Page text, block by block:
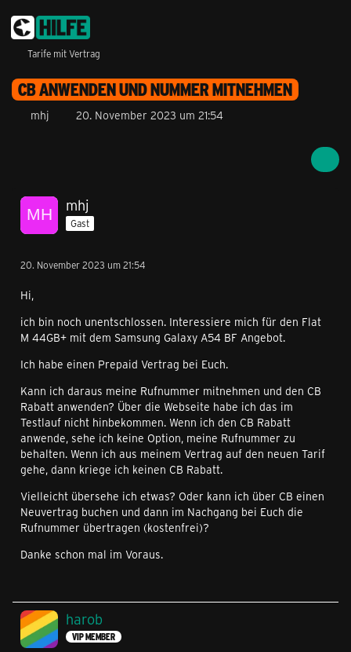
Tarife mit Vertrag
CB ANWENDEN UND NUMMER MITNEHMEN
mhj 20. November 2023 um 21:54
mhj
Gast
20. November 2023 um 21:54
Hi,
ich bin noch unentschlossen. Interessiere mich für den Flat
M 44GB+ mit dem Samsung Galaxy A54 BF Angebot.
Ich habe einen Prepaid Vertrag bei Euch.
Kann ich daraus meine Rufnummer mitnehmen und den CB
Rabatt anwenden? Über die Webseite habe ich das im
Testlauf nicht hinbekommen. Wenn ich den CB Rabatt
anwende, sehe ich keine Option, meine Rufnummer zu
behalten. Wenn ich aus meinem Vertrag auf den neuen Tarif
gehe, dann kriege ich keinen CB Rabatt.
Vielleicht übersehe ich etwas? Oder kann ich über CB einen
Neuvertrag buchen und dann im Nachgang bei Euch die
Rufnummer übertragen (kostenfrei)?
Danke schon mal im Voraus.
harob
VIP MEMBER